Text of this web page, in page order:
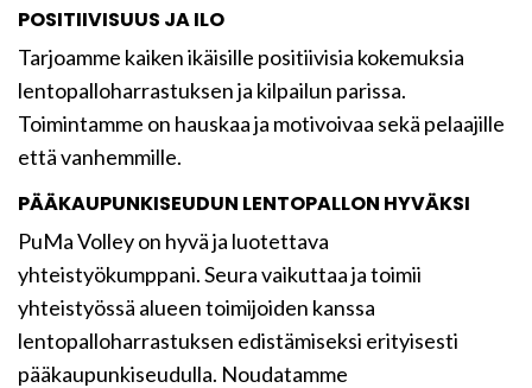
POSITIIVISUUS JA ILO
Tarjoamme kaiken ikäisille positiivisia kokemuksia
lentopalloharrastuksen ja kilpailun parissa.
Toimintamme on hauskaa ja motivoivaa sekä pelaajille
että vanhemmille.
PÄÄKAUPUNKISEUDUN LENTOPALLON HYVÄKSI
PuMa Volley on hyvä ja luotettava
yhteistyökumppani. Seura vaikuttaa ja toimii
yhteistyössä alueen toimijoiden kanssa
lentopalloharrastuksen edistämiseksi erityisesti
pääkaupunkiseudulla. Noudatamme